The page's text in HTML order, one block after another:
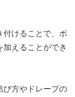
付けることで、ボ
加えることができ
び方やドレープの